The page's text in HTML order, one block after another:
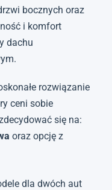
bocznych oraz
i komfort
dachu
rozwiązanie
ceni sobie
się na:
oraz opcję z
dla dwóch aut